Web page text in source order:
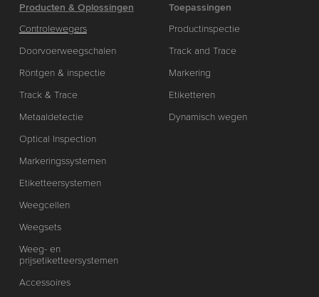
Producten & Oplossingen
Controlewegers
Doorvoerweegschalen
Röntgen & inspectie
Track & Trace
Metaaldetectie
Optical Inspection
Markeringssystemen
Etiketteersystemen
Weegcellen
Weegsets
Weeg- en
prijsetiketteersystemen
Accessoires
Toepassingen
Productinspectie
Track and Trace
Markering
Etiketteren
Dynamisch wegen